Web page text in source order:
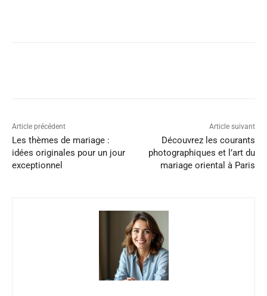
Article précédent
Les thèmes de mariage :
idées originales pour un jour
exceptionnel
Article suivant
Découvrez les courants
photographiques et l’art du
mariage oriental à Paris